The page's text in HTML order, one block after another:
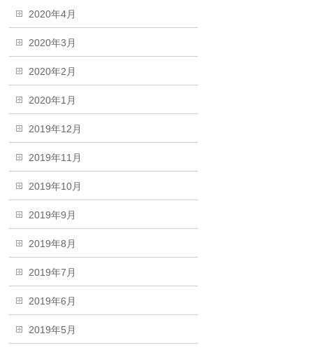
2020年4月
2020年3月
2020年2月
2020年1月
2019年12月
2019年11月
2019年10月
2019年9月
2019年8月
2019年7月
2019年6月
2019年5月